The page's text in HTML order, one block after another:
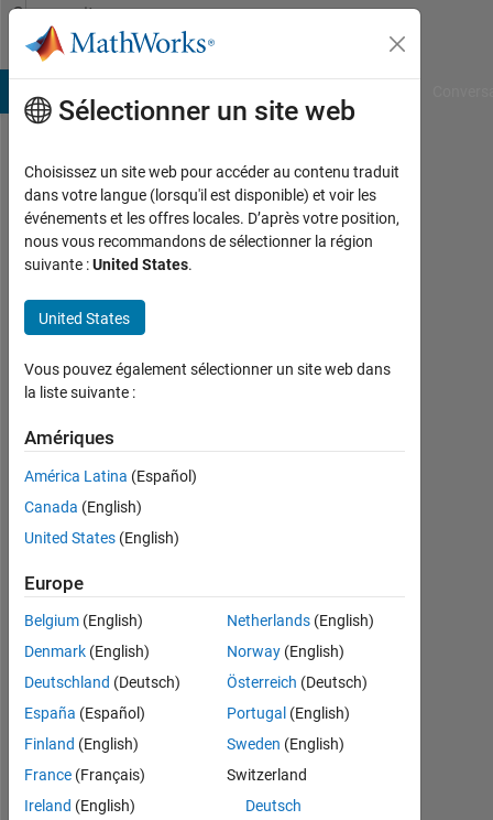
Passer au contenu
Community
Profile
Guanfeng
Gao
UIUC
Last
seen:
de 4
ans il
|
Actif
0
Following:
0
Follow
Sélectionner un site web
Choisissez un site web pour accéder au contenu traduit
dans votre langue (lorsqu'il est disponible) et voir les
événements et les offres locales. D’après votre position,
nous vous recommandons de sélectionner la région
suivante :United States.
United States
Vous pouvez également sélectionner un site web dans
la liste suivante :
Amériques
América Latina (Español)
Canada (English)
United States (English)
Europe
Belgium (English)
Denmark (English)
Deutschland (Deutsch)
España (Español)
Finland (English)
France (Français)
Ireland (English)
Netherlands(English)
Norway(English)
Österreich (Deutsch)
Portugal (English)
Sweden (English)
Switzerland
Deutsch